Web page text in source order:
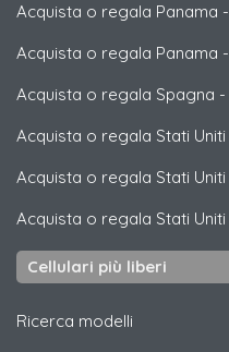
Acquista o regala Panama -
Acquista o regala Panama -
Acquista o regala Spagna -
Acquista o regala Stati Uniti
Acquista o regala Stati Uniti
Acquista o regala Stati Uniti
Cellulari più liberi
Ricerca modelli